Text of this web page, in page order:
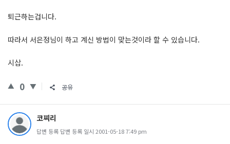
퇴근하는겁니다.
따라서 서은정님이 하고 계신 방법이 맞는것이라 할 수 있습니다.
시삽.
0 공유
코찌리
답변 등록 답변 등록 일시 2001-05-18 7:49 pm